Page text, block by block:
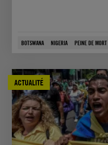
BOTSWANA NIGERIA PEINE DE
ACTUALITÉ